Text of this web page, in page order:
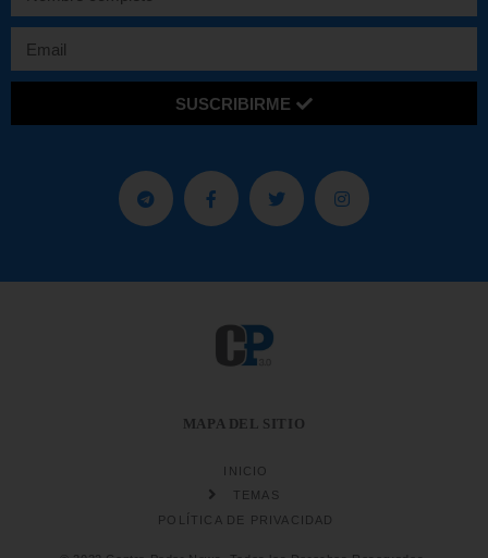
SUSCRIBIRME
MAPA DEL SITIO
INICIO
TEMAS
POLÍTICA DE PRIVACIDAD